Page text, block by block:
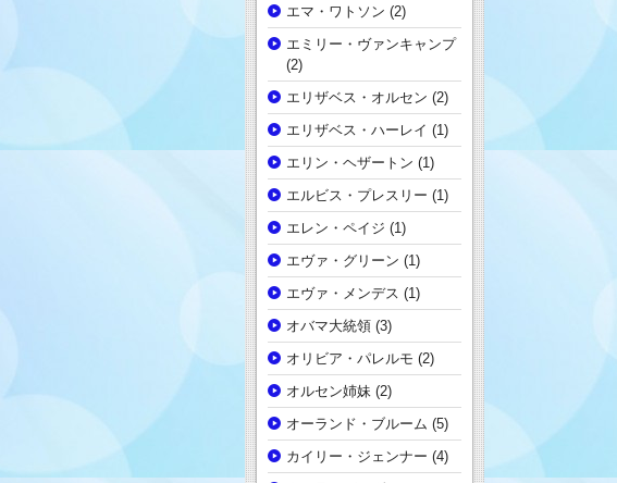
エマ・ワトソン (2)
エミリー・ヴァンキャンプ
(2)
エリザベス・オルセン (2)
エリザベス・ハーレイ (1)
エリン・ヘザートン (1)
エルビス・プレスリー (1)
エレン・ペイジ (1)
エヴァ・グリーン (1)
エヴァ・メンデス (1)
オバマ大統領 (3)
オリビア・パレルモ (2)
オルセン姉妹 (2)
オーランド・ブルーム (5)
カイリー・ジェンナー (4)